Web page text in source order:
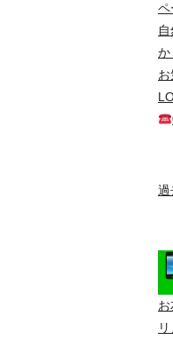
ペ
か
お
過